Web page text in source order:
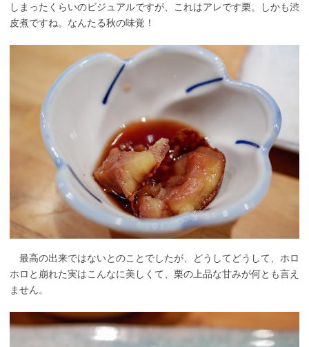
しまったくらいのビジュアルですが、これはアレです栗。しかも渋
皮煮ですね。なんたる秋の味覚！
最高の出来ではないとのことでしたが、どうしてどうして、ホロ
ホロと崩れた実はこんなに美しくて、栗の上品な甘みが何とも言え
ません。